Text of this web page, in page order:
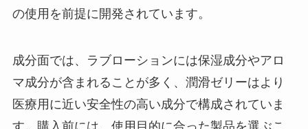
の使用を前提に開発されています。
成分面では、ラブローションには保湿成分やアロ
マ成分が含まれることが多く、潤滑ゼリーはより
医療用に近い安全性の高い成分で構成されていま
す。購入前には、使用目的に合った製品を選ぶこ